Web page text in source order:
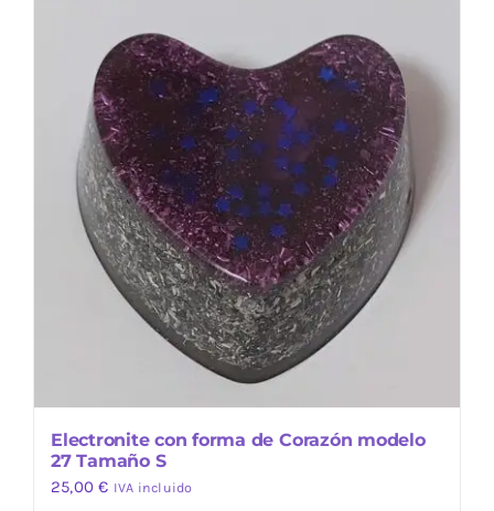
Electronite con forma de Corazón modelo
27 Tamaño S
25,00€ IVA incluido